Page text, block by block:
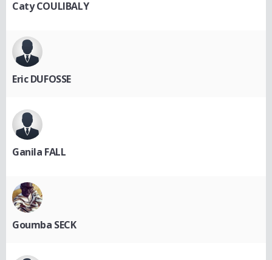
Caty COULIBALY
Eric DUFOSSE
Ganila FALL
Goumba SECK